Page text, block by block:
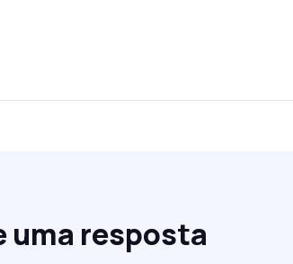
uma resposta